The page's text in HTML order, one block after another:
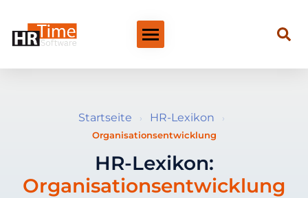
Startseite › HR-Lexikon
›
Organisationsentwicklung
HR-Lexikon:
Organisationsentwicklung